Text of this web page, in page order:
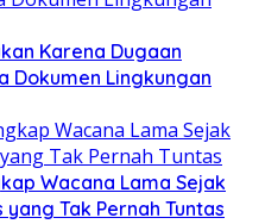
Karena Dugaan
Dokumen Lingkungan
Wacana Lama Sejak
Tak Pernah Tuntas